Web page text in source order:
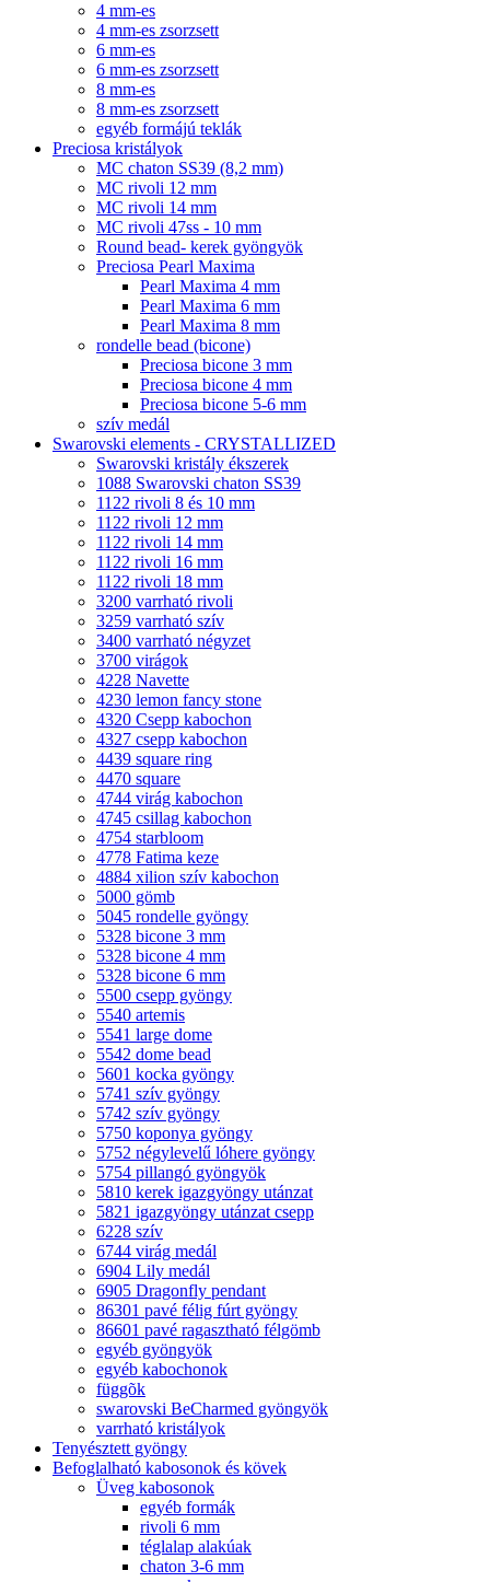
4 mm-es
4 mm-es zsorzsett
6 mm-es
6 mm-es zsorzsett
8 mm-es
8 mm-es zsorzsett
egyéb formájú teklák
Preciosa kristályok
MC chaton SS39 (8,2 mm)
MC rivoli 12 mm
MC rivoli 14 mm
MC rivoli 47ss - 10 mm
Round bead- kerek gyöngyök
Preciosa Pearl Maxima
Pearl Maxima 4 mm
Pearl Maxima 6 mm
Pearl Maxima 8 mm
rondelle bead (bicone)
Preciosa bicone 3 mm
Preciosa bicone 4 mm
Preciosa bicone 5-6 mm
szív medál
Swarovski elements - CRYSTALLIZED
Swarovski kristály ékszerek
1088 Swarovski chaton SS39
1122 rivoli 8 és 10 mm
1122 rivoli 12 mm
1122 rivoli 14 mm
1122 rivoli 16 mm
1122 rivoli 18 mm
3200 varrható rivoli
3259 varrható szív
3400 varrható négyzet
3700 virágok
4228 Navette
4230 lemon fancy stone
4320 Csepp kabochon
4327 csepp kabochon
4439 square ring
4470 square
4744 virág kabochon
4745 csillag kabochon
4754 starbloom
4778 Fatima keze
4884 xilion szív kabochon
5000 gömb
5045 rondelle gyöngy
5328 bicone 3 mm
5328 bicone 4 mm
5328 bicone 6 mm
5500 csepp gyöngy
5540 artemis
5541 large dome
5542 dome bead
5601 kocka gyöngy
5741 szív gyöngy
5742 szív gyöngy
5750 koponya gyöngy
5752 négylevelű lóhere gyöngy
5754 pillangó gyöngyök
5810 kerek igazgyöngy utánzat
5821 igazgyöngy utánzat csepp
6228 szív
6744 virág medál
6904 Lily medál
6905 Dragonfly pendant
86301 pavé félig fúrt gyöngy
86601 pavé ragasztható félgömb
egyéb gyöngyök
egyéb kabochonok
függõk
swarovski BeCharmed gyöngyök
varrható kristályok
Tenyésztett gyöngy
Befoglalható kabosonok és kövek
Üveg kabosonok
egyéb formák
rivoli 6 mm
téglalap alakúak
chaton 3-6 mm